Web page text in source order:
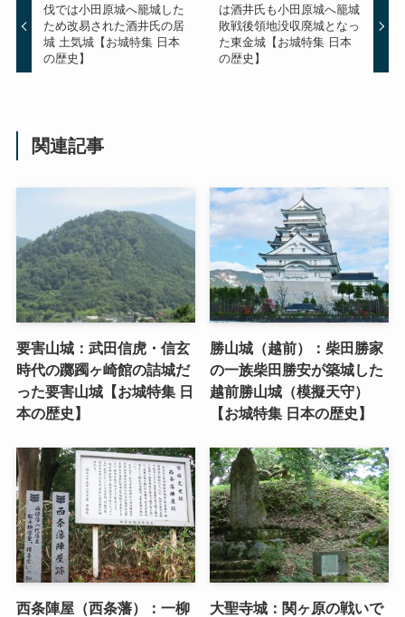
伐では小田原城へ籠城した
ため改易された酒井氏の居
城 土気城【お城特集 日本
の歴史】
は酒井氏も小田原城へ籠城
敗戦後領地没収廃城となっ
た東金城【お城特集 日本
の歴史】
関連記事
要害山城：武田信虎・信玄
時代の躑躅ヶ崎館の詰城だ
った要害山城【お城特集 日
本の歴史】
勝山城（越前）：柴田勝家
の一族柴田勝安が築城した
越前勝山城（模擬天守）
【お城特集 日本の歴史】
西条陣屋（西条藩）：一柳
大聖寺城：関ヶ原の戦いで